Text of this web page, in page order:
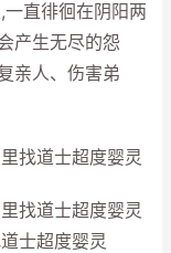
直徘徊在阴阳两
产生无尽的怨
亲人、伤害弟
找道士超度婴灵
找道士超度婴灵
士超度婴灵